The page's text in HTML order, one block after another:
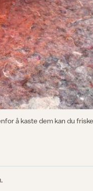
å kaste dem kan du